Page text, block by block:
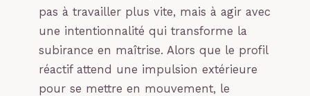
pas à travailler plus vite, mais à agir avec
une intentionnalité qui transforme la
subirance en maîtrise. Alors que le profil
réactif attend une impulsion extérieure
pour se mettre en mouvement, le